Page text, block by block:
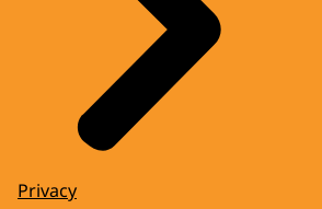
Privacy